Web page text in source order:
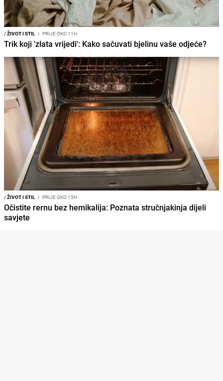
/ŽIVOT I STIL I PRIJE OKO 11H
Trik koji 'zlata vrijedi': Kako sačuvati bjelinu vaše odjeće?
/ŽIVOT I STIL I PRIJE OKO 15H
Očistite rernu bez hemikalija: Poznata stručnjakinja dijeli
savjete